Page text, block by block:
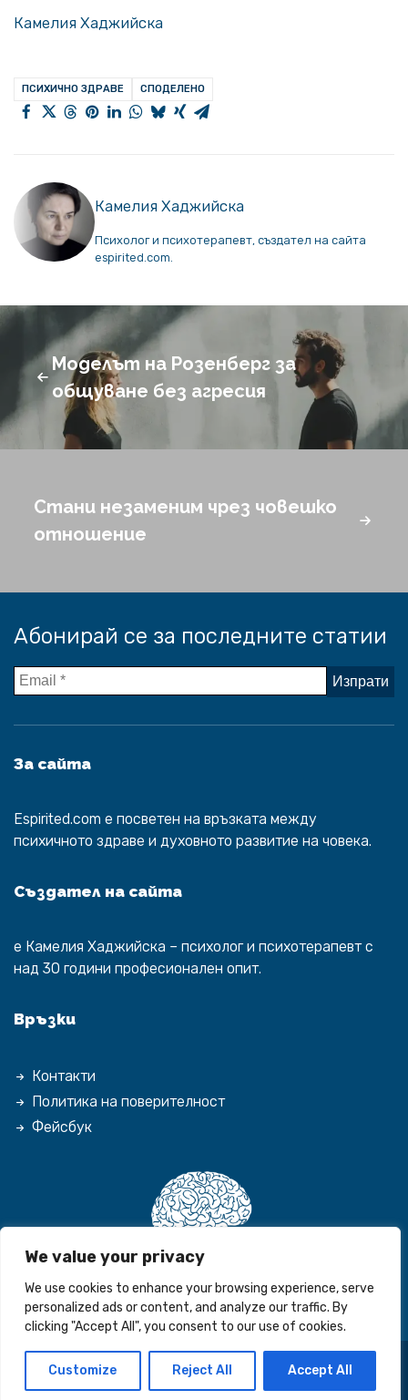
We value your privacy
We use cookies to enhance your browsing experience, serve
personalized ads or content, and analyze our traffic. By
clicking "Accept All", you consent to our use of cookies.
Customize Reject All Accept All
Камелия Хаджийска
ПСИХИЧНО ЗДРАВЕ СПОДЕЛЕНО
Камелия Хаджийска
Психолог и психотерапевт, създател на сайта
espirited.com.
Моделът на Розенберг за
общуване без агресия
Стани незаменим чрез човешко
отношение
Абонирай се за последните статии
За сайта
Espirited.com e посветен на връзката между
психичното здраве и духовното развитие на човека.
Създател на сайта
е Камелия Хаджийска – психолог и психотерапевт с
над 30 години професионален опит.
Връзки
Контакти
Политика на поверителност
Фейсбук
© 2026 Espirited. Всички права запазени